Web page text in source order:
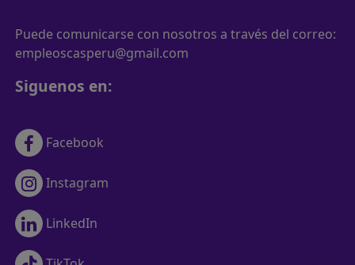
Puede comunicarse con nosotros a través del correo:
empleoscasperu@gmail.com
Siguenos en:
Facebook
Instagram
LinkedIn